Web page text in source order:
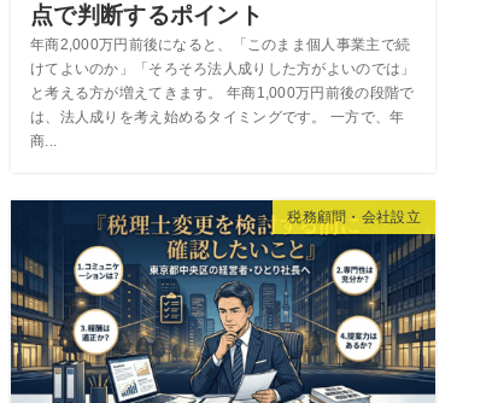
点で判断するポイント
年商2,000万円前後になると、「このまま個人事業主で続
けてよいのか」「そろそろ法人成りした方がよいのでは」
と考える方が増えてきます。 年商1,000万円前後の段階で
は、法人成りを考え始めるタイミングです。 一方で、年
商...
税務顧問・会社設立